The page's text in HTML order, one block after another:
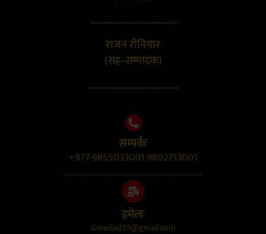
…………………………….
राजन रौनियार
(सह–सम्पादक)
……………………………..
सम्पर्कः
+977-9855033001 9802733001
..........................................................
इमेलः
Gmedia255@gmail.com